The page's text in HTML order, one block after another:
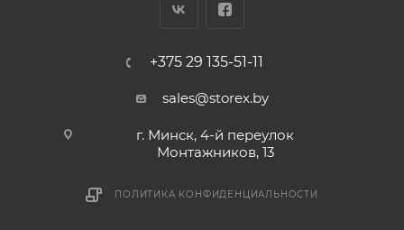
+375 29 135-51-11
sales@storex.by
г. Минск, 4-й переулок
Монтажников, 13
ПОЛИТИКА КОНФИДЕНЦИАЛЬНОСТИ